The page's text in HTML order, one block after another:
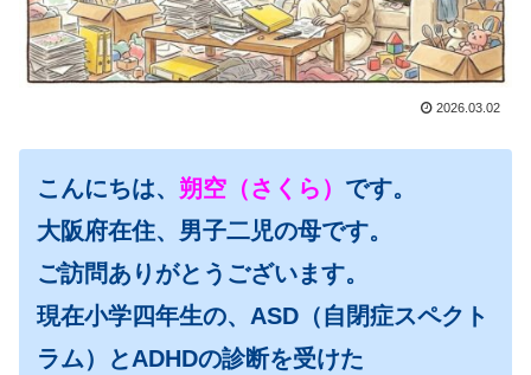
2026.03.02
こんにちは、 朔空（さくら） です。
大阪府在住、男子二児の母です。
ご訪問ありがとうございます。
現在小学四年生の、ASD（自閉症スペクト
ラム）とADHDの診断を受けた